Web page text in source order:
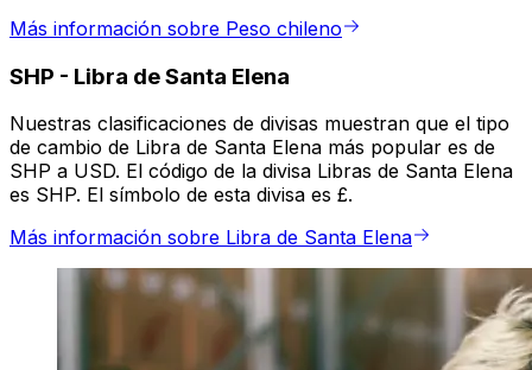
Más información sobre Peso chileno
SHP - Libra de Santa Elena
Nuestras clasificaciones de divisas muestran que el tipo
de cambio de Libra de Santa Elena más popular es de
SHP a USD. El código de la divisa Libras de Santa Elena
es SHP. El símbolo de esta divisa es £.
Más información sobre Libra de Santa Elena